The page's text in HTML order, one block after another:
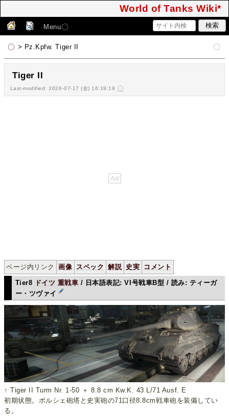
World of Tanks Wiki*
Menu
> Pz.Kpfw. Tiger II
Tiger II
Last-modified: 2026-07-17 (金) 16:19:19
ページ内リンク 画像 スペック 解説 史実 コメント
Tier8 ドイツ 重戦車 / 日本語表記: VI号戦車B型 / 読み: ティーガ
ー・ツヴァイ
↑ Tiger II Turm Nr. 1-50 ＋ 8.8 cm Kw.K. 43 L/71 Ausf. E
初期状態。ポルシェ砲塔と史実砲の71口径8.8cm戦車砲を装備してい
る。